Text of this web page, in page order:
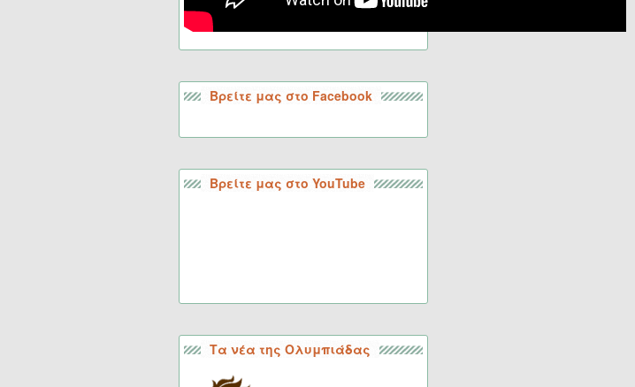
Βρείτε μας στο Facebook
Βρείτε μας στο YouTube
Τα νέα της Ολυμπιάδας